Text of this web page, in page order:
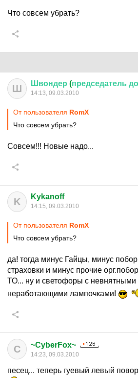
Что совсем убрать?
Ш Швондер (председатель
14:13, 09.03.2010
От пользователя RomX
Что совсем убрать?
Совсем!!! Новые надо...
K Kykanoff
14:15, 09.03.2010
От пользователя RomX
Что совсем убрать?
да! тогда минус Гайцы, минус
страховки и минус прочие
ТО... ну и светофоры с
неработающими лампочками!
C ~CyberFox~
14:23, 09.03.2010
песец... теперь гуевый левый